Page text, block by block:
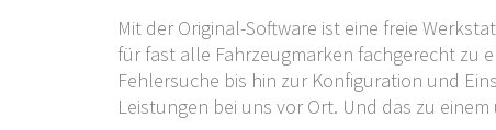
Mit der Original-Software ist eine freie
für fast alle Fahrzeugmarken fachgerecht zu
Fehlersuche bis hin zur Konfiguration und
Leistungen bei uns vor Ort. Und das zu